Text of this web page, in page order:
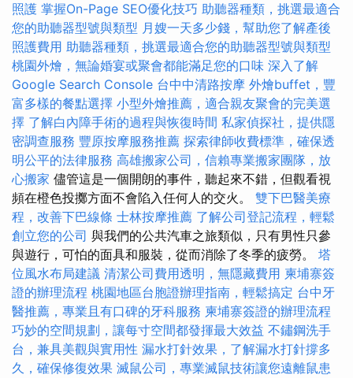
照護 掌握On-Page SEO優化技巧 助聽器種類，挑選最適合
您的助聽器型號與類型 月嫂一天多少錢，幫助您了解產後
照護費用 助聽器種類，挑選最適合您的助聽器型號與類型
桃園外燴，無論婚宴或聚會都能滿足您的口味 深入了解
Google Search Console 台中中清路按摩 外燴buffet，豐
富多樣的餐點選擇 小型外燴推薦，適合親友聚會的完美選
擇 了解白內障手術的過程與恢復時間 私家偵探社，提供隱
密調查服務 豐原按摩服務推薦 探索律師收費標準，確保透
明公平的法律服務 高雄搬家公司，信賴專業搬家團隊，放
心搬家 儘管這是一個開朗的事件，聽起來不錯，但觀看視
頻在橙色投擲方面不會陷入任何人的交火。 雙下巴醫美療
程，改善下巴線條 士林按摩推薦 了解公司登記流程，輕鬆
創立您的公司 與我們的公共汽車之旅類似，只有男性只參
與遊行，可怕的面具和服裝，從而消除了冬季的疲勞。 塔
位風水布局建議 清潔公司費用透明，無隱藏費用 柬埔寨簽
證的辦理流程 桃園地區台胞證辦理指南，輕鬆搞定 台中牙
醫推薦，專業且有口碑的牙科服務 柬埔寨簽證的辦理流程
巧妙的空間規劃，讓每寸空間都發揮最大效益 不鏽鋼洗手
台，兼具美觀與實用性 漏水打針效果，了解漏水打針撐多
久，確保修復效果 滅鼠公司，專業滅鼠技術讓您遠離鼠患